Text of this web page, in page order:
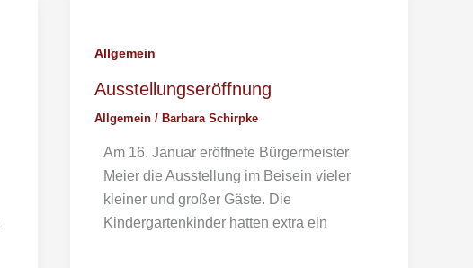
Allgemein
Ausstellungseröffnung
Allgemein/ Barbara Schirpke
Am 16. Januar eröffnete Bürgermeister
Meier die Ausstellung im Beisein vieler
kleiner und großer Gäste. Die
Kindergartenkinder hatten extra ein